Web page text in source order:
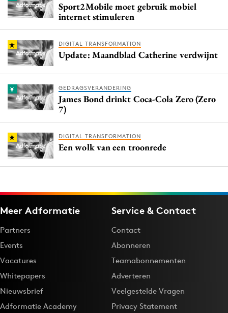
Sport2Mobile moet gebruik mobiel
internet stimuleren
DIGITAL TRANSFORMATION
Update: Maandblad Catherine verdwijnt
GEDRAGSVERANDERING
James Bond drinkt Coca-Cola Zero (Zero
7)
DIGITAL TRANSFORMATION
Een wolk van een troonrede
Meer Adformatie
Partners
Events
Vacatures
Whitepapers
Nieuwsbrief
Adformatie Academy
Service & Contact
Contact
Abonneren
Teamabonnementen
Adverteren
Veelgestelde Vragen
Privacy Statement